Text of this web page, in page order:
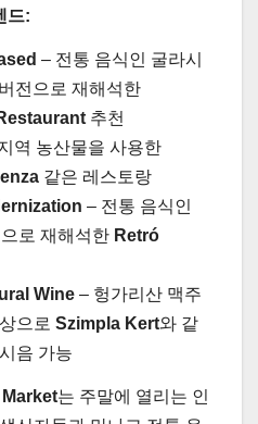
드:
– 전통 음식인 굴라시
전으로 재해석한
추천
역 농산물을 사용한
같은 레스토랑
– 전통 음식인
로 재해석한 Retró
Wine – 헝가리산 맥주
으로 Szimpla Kert와 같
음 가능
는 주말에 열리는 인